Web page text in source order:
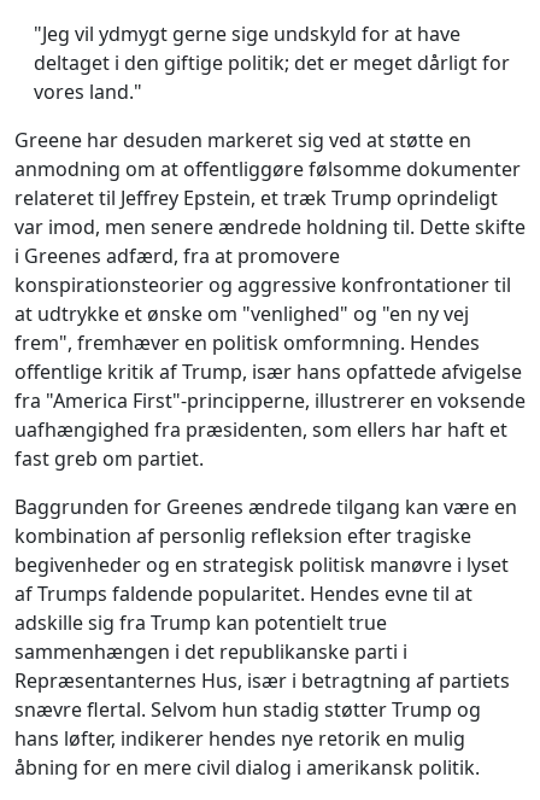
"Jeg vil ydmygt gerne sige undskyld for at have
deltaget i den giftige politik; det er meget dårligt for
vores land."
Greene har desuden markeret sig ved at støtte en
anmodning om at offentliggøre følsomme dokumenter
relateret til Jeffrey Epstein, et træk Trump oprindeligt
var imod, men senere ændrede holdning til. Dette skifte
i Greenes adfærd, fra at promovere
konspirationsteorier og aggressive konfrontationer til
at udtrykke et ønske om "venlighed" og "en ny vej
frem", fremhæver en politisk omformning. Hendes
offentlige kritik af Trump, især hans opfattede afvigelse
fra "America First"-principperne, illustrerer en voksende
uafhængighed fra præsidenten, som ellers har haft et
fast greb om partiet.
Baggrunden for Greenes ændrede tilgang kan være en
kombination af personlig refleksion efter tragiske
begivenheder og en strategisk politisk manøvre i lyset
af Trumps faldende popularitet. Hendes evne til at
adskille sig fra Trump kan potentielt true
sammenhængen i det republikanske parti i
Repræsentanternes Hus, især i betragtning af partiets
snævre flertal. Selvom hun stadig støtter Trump og
hans løfter, indikerer hendes nye retorik en mulig
åbning for en mere civil dialog i amerikansk politik.